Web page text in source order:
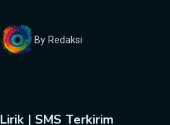
By Redaksi
Lirik | SMS Terkirim